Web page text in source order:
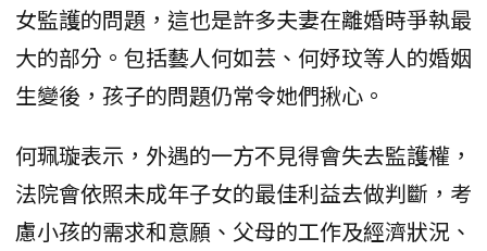
女監護的問題，這也是許多夫妻在離婚時爭執最
大的部分。包括藝人何如芸、何妤玟等人的婚姻
生變後，孩子的問題仍常令她們揪心。
何珮璇表示，外遇的一方不見得會失去監護權，
法院會依照未成年子女的最佳利益去做判斷，考
慮小孩的需求和意願、父母的工作及經濟狀況、